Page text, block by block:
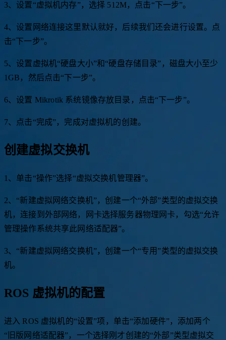
3、设置“虚拟机内存”，选择 512M，点击“下一步”。
4、设置网络连接这里默认就好，后续我们还会进行设置。点
击“下一步”。
5、设置虚拟机“硬盘大小”和“硬盘存储目录”，磁盘大小至少
1GB，然后点击“下一步”。
6、设置 Mikrotik 系统镜像存放目录，点击“下一步”。
7、点击“完成”，完成对虚拟机的创建。
创建虚拟交换机
1、单击“操作”选择“虚拟交换机管理器”。
2、“新建虚拟网络交换机”，创建一个“外部”类型的虚拟交换
机，连接到外部网络，网卡选择服务器物理网卡，勾选“允许
管理操作系统共享此网络适配器”。
3、“新建虚拟网络交换机”，创建一个“专用”类型的虚拟交换
机。
ROS 虚拟机的配置
进入 ROS 虚拟机的“设置”项，单击“添加硬件”，添加两个
“旧版网络适配器”，一个选择刚才创建的“外部”类型虚拟交